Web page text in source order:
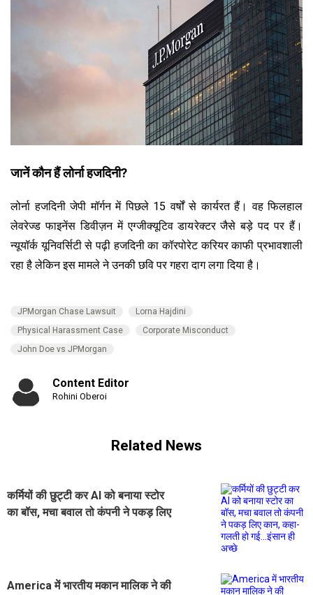
जानें कौन हैं लोर्ना हजदिनी?
लोर्ना हजदिनी जेपी मॉर्गन में पिछले 15 वर्षों से कार्यरत हैं। वह फिलहाल
लेवरेज्ड फाइनेंस डिवीज़न में एग्जीक्यूटिव डायरेक्टर जैसे बड़े पद पर हैं।
न्यूयॉर्क यूनिवर्सिटी से पढ़ी हजदिनी का कॉरपोरेट करियर काफी प्रभावशाली
रहा है लेकिन इस मामले ने उनकी छवि पर गहरा दाग लगा दिया है।
JPMorgan Chase Lawsuit
Lorna Hajdini
Physical Harassment Case
Corporate Misconduct
John Doe vs JPMorgan
Content Editor
Rohini Oberoi
Related News
कर्मियों की छुट्टी कर AI को बनाया स्टोर
का बॉस, मचा बवाल तो कंपनी ने पकड़ लिए
America में भारतीय मकान मालिक ने की